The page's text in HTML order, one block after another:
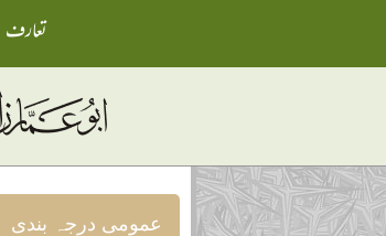
تعارف
عمومی درجہ بندی